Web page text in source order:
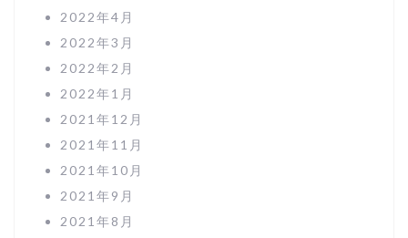
2022年4月
2022年3月
2022年2月
2022年1月
2021年12月
2021年11月
2021年10月
2021年9月
2021年8月